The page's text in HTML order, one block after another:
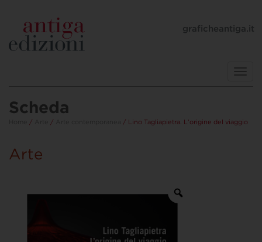
graficheantiga.it
Scheda
/ / / Lino Tagliapietra. L’origine del viaggio
Arte